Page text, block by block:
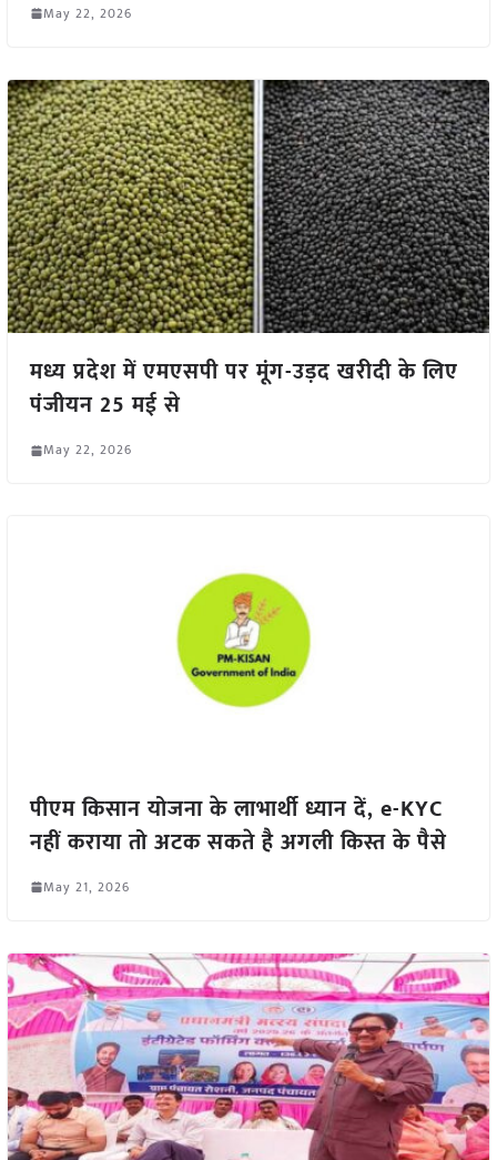
May 22, 2026
मध्य प्रदेश में एमएसपी पर मूंग-उड़द खरीदी के लिए
पंजीयन 25 मई से
May 22, 2026
पीएम किसान योजना के लाभार्थी ध्यान दें, e-KYC
नहीं कराया तो अटक सकते है अगली किस्त के पैसे
May 21, 2026